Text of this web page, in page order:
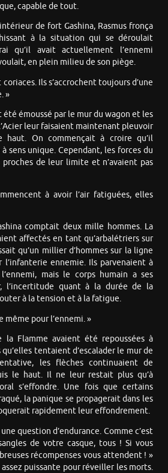
capable de tout.
de fort Gashina, Rasmus fronça
à la situation qui se déroulait
qu’il avait actuellement l’ennemi
en plein milieu de son piège.
Ils s’accrochent toujours d’une
»
été émoussé par le mur du wagon et les
leur faisaient maintenant pleuvoir
haut. On commençait à croire qu’il
à sens unique. Cependant, les forces du
de leur limite et n’avaient pas
à avoir l’air fatiguées, elles
comptait deux mille hommes. La
affectés en tant qu’arbalétriers sur
qu’un millier d’hommes sur la ligne
ennemie. Ils parvenaient à
mais le corps humain a ses
l’incertitude quant à la durée de la
à la tension et à la fatigue.
même pour l’ennemi. »
la Flamme avaient été repoussées à
tentaient d’escalader le mur de
les flèches continuaient de
le haut. Il ne leur restait plus qu’à
s’effondre. Une fois que certains
la panique se propagerait dans les
rapidement leur effondrement.
question d’endurance. Comme c’est
de votre casque, tous ! Si vous
récompenses vous attendent ! »
assez puissante pour réveiller les morts.